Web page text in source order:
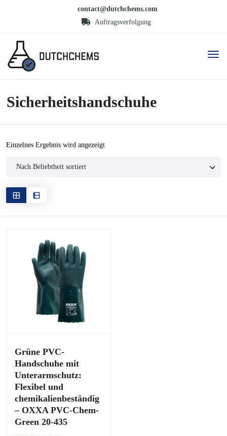
contact@dutchchems.com
Auftragsverfolgung
Sicherheitshandschuhe
Einzelnes Ergebnis wird angezeigt
Grüne PVC-
Handschuhe mit
Unterarmschutz:
Flexibel und
chemikalienbeständig
– OXXA PVC-Chem-
Green 20-435